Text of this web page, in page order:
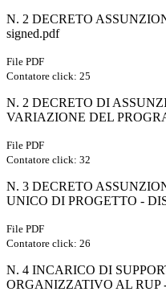
N. 2 DECRETO
signed.pdf
File PDF
Contatore click: 25
N. 2 DECRETO DI
VARIAZIONE DEL
File PDF
Contatore click: 32
N. 3 DECRETO
UNICO DI PROGETTO -
File PDF
Contatore click: 26
N. 4 INCARICO DI
ORGANIZZATIVO AL RUP